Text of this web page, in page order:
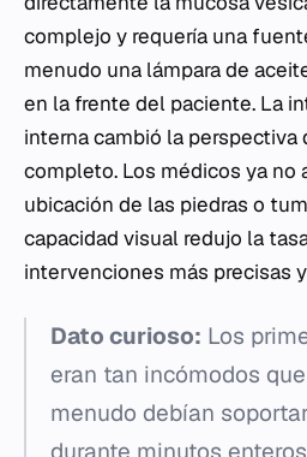
complejo y requería una
menudo una lámpara de
en la frente del paciente. La
interna cambió la perspectiva
completo. Los médicos ya no
ubicación de las piedras o
capacidad visual redujo la
intervenciones más precisas
Dato curioso: Los
eran tan incómodos
menudo debían